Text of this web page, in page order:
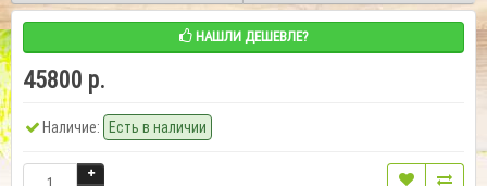
НАШЛИ ДЕШЕВЛЕ?
45800 р.
Наличие: Есть в наличии